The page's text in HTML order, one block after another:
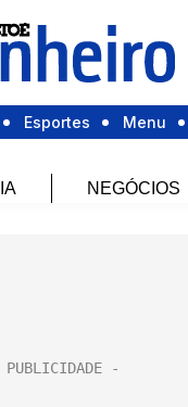
Esportes Menu
NEGÓCIOS